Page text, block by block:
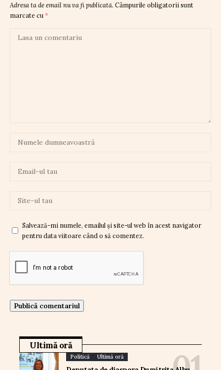
Adresa ta de email nu va fi publicată. Câmpurile obligatorii sunt
marcate cu *
Salvează-mi numele, emailul și site-ul web în acest navigator
pentru data viitoare când o să comentez.
Ultimă oră
Politică Ultimă oră